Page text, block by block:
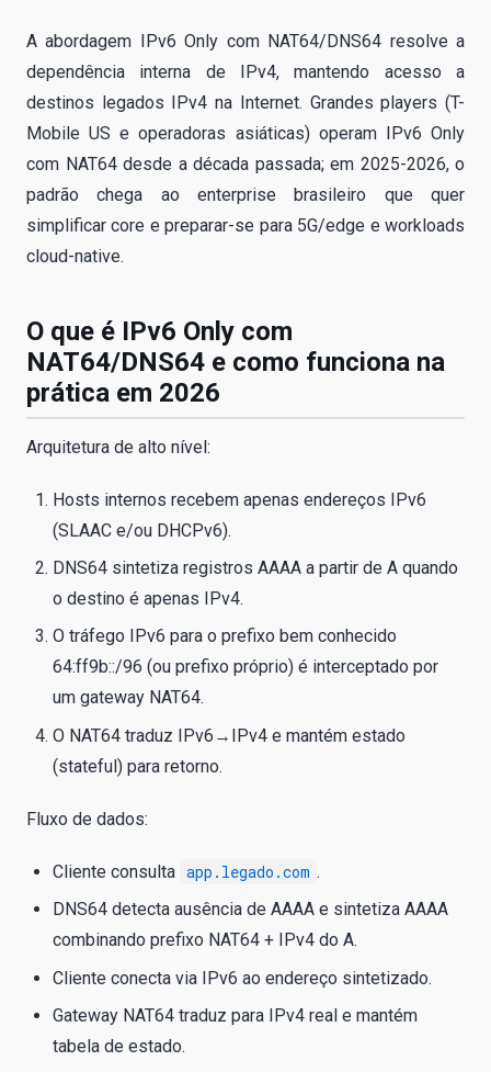
A abordagem IPv6 Only com NAT64/DNS64 resolve a
dependência interna de IPv4, mantendo acesso a
destinos legados IPv4 na Internet. Grandes players (T-
Mobile US e operadoras asiáticas) operam IPv6 Only
com NAT64 desde a década passada; em 2025-2026, o
padrão chega ao enterprise brasileiro que quer
simplificar core e preparar-se para 5G/edge e workloads
cloud-native.
O que é IPv6 Only com
NAT64/DNS64 e como funciona na
prática em 2026
Arquitetura de alto nível:
Hosts internos recebem apenas endereços IPv6
(SLAAC e/ou DHCPv6).
DNS64 sintetiza registros AAAA a partir de A quando
o destino é apenas IPv4.
O tráfego IPv6 para o prefixo bem conhecido
64:ff9b::/96 (ou prefixo próprio) é interceptado por
um gateway NAT64.
O NAT64 traduz IPv6→IPv4 e mantém estado
(stateful) para retorno.
Fluxo de dados:
Cliente consulta app.legado.com .
DNS64 detecta ausência de AAAA e sintetiza AAAA
combinando prefixo NAT64 + IPv4 do A.
Cliente conecta via IPv6 ao endereço sintetizado.
Gateway NAT64 traduz para IPv4 real e mantém
tabela de estado.